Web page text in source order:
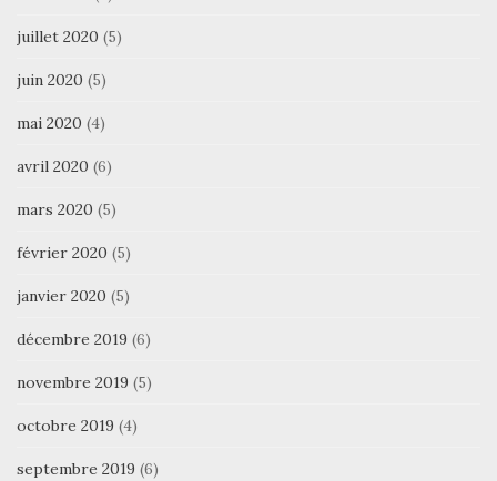
juillet 2020 (5)
juin 2020 (5)
mai 2020 (4)
avril 2020 (6)
mars 2020 (5)
février 2020 (5)
janvier 2020 (5)
décembre 2019 (6)
novembre 2019 (5)
octobre 2019 (4)
septembre 2019 (6)